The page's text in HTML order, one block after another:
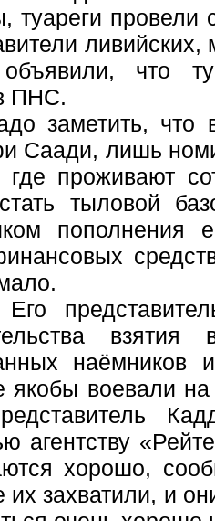
туареги провели
что
ПНС.
что
Саади, лишь
где проживают
тыловой
пополнения
наёмников
якобы воевали
агентству
хорошо,
их захватили, и